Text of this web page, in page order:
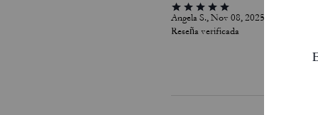
Angela S., Nov 08, 2025
Reseña verificada